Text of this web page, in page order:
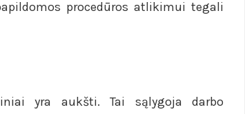
procedūros atlikimui tegali
yra aukšti. Tai sąlygoja darbo